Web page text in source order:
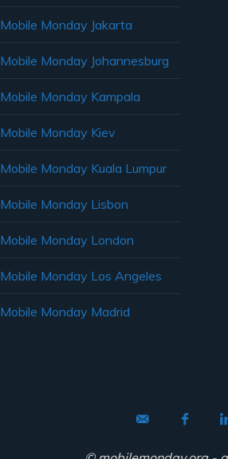
Mobile Monday Jakarta
Mobile Monday Johannesburg
Mobile Monday Kampala
Mobile Monday Kiev
Mobile Monday Kuala Lumpur
Mobile Monday Lisbon
Mobile Monday London
Mobile Monday Los Angeles
Mobile Monday Madrid